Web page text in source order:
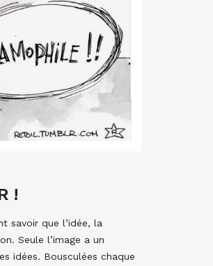
!
savoir que l’idée, la
Seule l’image a un
idées. Bousculées chaque